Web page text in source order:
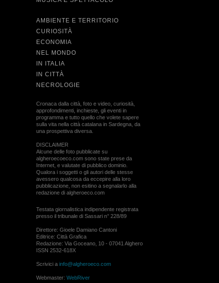
AMBIENTE E TERRITORIO
CURIOSITÀ
ECONOMIA
NEL MONDO
IN ITALIA
IN CITTÀ
NECROLOGIE
Cronaca dalla città, foto e video, curiosità,
approfondimenti, inchieste, gli eventi in
programma e tutto quello che volete sapere
sulla vita nella città catalana in Sardegna, da
una prospettiva diversa.
DISCLAIMER
Alcune delle foto pubblicate su
algheroecoeco.com sono state prese da
Internet, e valutate di pubblico dominio.
Qualora i soggetti o gli autori delle stesse
avessero qualcosa da eccepire alla loro
pubblicazione, non esitino a segnalarlo alla
redazione di algheroeco.com
Testata giornalistica indipendente registrata
presso il tribunale di Sassari n° 228/89
Direttore: Gioele Damiano Cantoni
Editrice: Città Grafica
Redazione: Via Goceano, 10 - 07041 Alghero
ISSN 2532-618X
Scrivici a info@algheroeco.com
Webmaster: WebRiver